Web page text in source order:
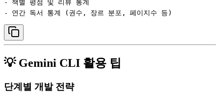
- 책별 평점 및 리뷰 통계
💡 Gemini CLI 활용 팁
단계별 개발 전략